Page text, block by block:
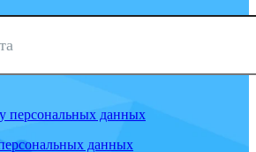
персональных данных
данных